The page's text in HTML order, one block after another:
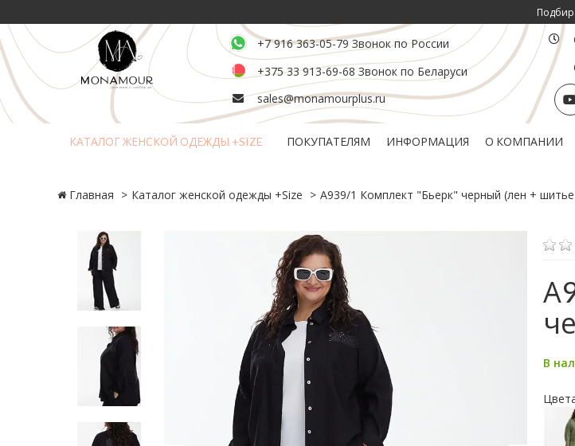
Подбираем размер по
+7 916 363-05-79 Звонок по России
+375 33 913-69-68 Звонок по Беларуси
sales@monamourplus.ru
КАТАЛОГ ЖЕНСКОЙ ОДЕЖДЫ +SIZE ПОКУПАТЕЛЯМ ИНФОРМАЦИЯ О КОМПАНИИ
Главная Каталог женской одежды +Size А939/1 Комплект "Бьерк" черный (лен +
В